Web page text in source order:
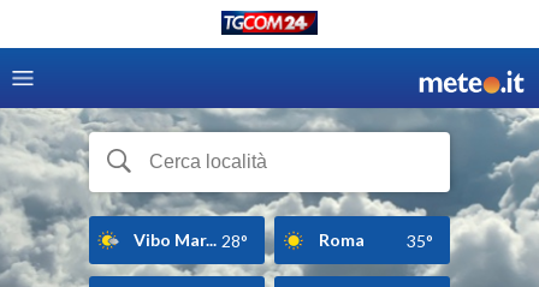
Vibo Mar... 28° Roma 35°